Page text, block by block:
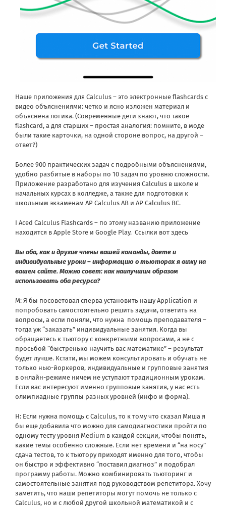
Наше приложения для Calculus – это электронные flashcards с
видео объяснениями: четко и ясно изложен материал и
объяснена логика. (Современные дети знают, что такое
flashcard, а для старших – простая аналогия: помните, в моде
были такие карточки, на одной стороне вопрос, на другой –
ответ?)
Более 900 практических задач с подробными объяснениями,
удобно разбитые в наборы по 10 задач по уровню сложности.
Приложение разработано для изучения Calculus в школе и
начальных курсах в колледже, а также для подготовки к
школьным экзаменам AP Calculus AB и AP Calculus BC.
I Aced Calculus Flashcards – по этому названию приложение
находится в Apple Store и Google Play. Ссылки вот здесь
Вы оба, как и другие члены вашей команды, даете и
индивидуальные уроки – информацию о тьюторах я вижу на
вашем сайте. Можно совет: как наилучшим образом
использовать оба ресурса?
М: Я бы посоветовал сперва установить нашу Application и
попробовать самостоятельно решить задачи, ответить на
вопросы, а если поняли, что нужна помощь преподавателя –
тогда уж “заказать” индивидуальные занятия. Когда вы
обращаетесь к тьютору с конкретными вопросами, а не с
просьбой “быстренько научить вас математике” – результат
будет лучше. Кстати, мы можем консультировать и обучать не
только нью-йоркеров, индивидуальные и групповые занятия
в онлайн-режиме ничем не уступают традиционным урокам.
Если вас интересуют именно групповые занятия, у нас есть
олимпиадные группы разных уровней (инфо и форма).
Н: Если нужна помощь с Calculus, то к тому что сказал Миша я
бы еще добавила что можно для самодиагностики пройти по
одному тесту уровня Medium в каждой секции, чтобы понять,
какие темы особенно сложные. Если нет времени и “на носу”
сдача тестов, то к тьютору приходят именно для того, чтобы
он быстро и эффективно “поставил диагноз” и подобрал
программу работы. Можно комбинировать тьюторинг и
самостоятельные занятия под руководством репетитора. Хочу
заметить, что наши репетиторы могут помочь не только с
Calculus, но и с любой другой школьной математикой и с